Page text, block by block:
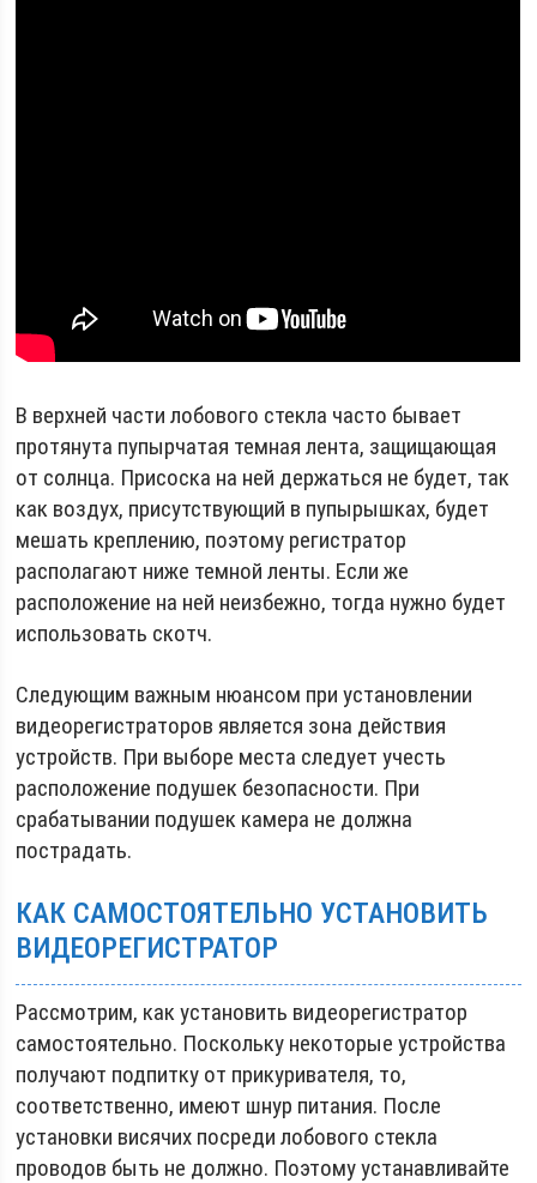
В верхней части лобового стекла часто бывает
протянута пупырчатая темная лента, защищающая
от солнца. Присоска на ней держаться не будет, так
как воздух, присутствующий в пупырышках, будет
мешать креплению, поэтому регистратор
располагают ниже темной ленты. Если же
расположение на ней неизбежно, тогда нужно будет
использовать скотч.
Следующим важным нюансом при установлении
видеорегистраторов является зона действия
устройств. При выборе места следует учесть
расположение подушек безопасности. При
срабатывании подушек камера не должна
пострадать.
КАК САМОСТОЯТЕЛЬНО УСТАНОВИТЬ
ВИДЕОРЕГИСТРАТОР
Рассмотрим, как установить видеорегистратор
самостоятельно. Поскольку некоторые устройства
получают подпитку от прикуривателя, то,
соответственно, имеют шнур питания. После
установки висячих посреди лобового стекла
проводов быть не должно. Поэтому устанавливайте